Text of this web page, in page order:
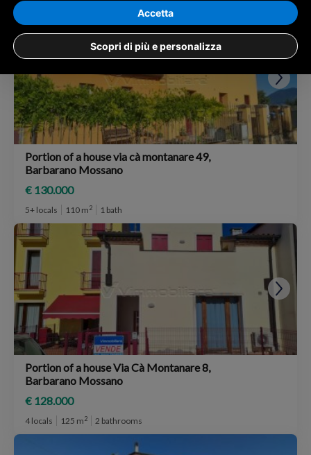
Portion of a house via cà montanare 49,
Barbarano Mossano
€ 130.000
5+ locals 110 m2 1 bath
Portion of a house Via Cà Montanare 8,
Barbarano Mossano
€ 128.000
4 locals 125 m2 2 bathrooms
Scopri di più e personalizza
Accetta